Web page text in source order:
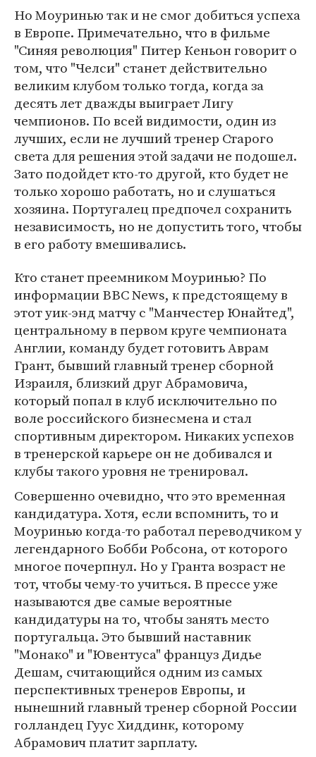
Но Моуринью так и не смог добиться успеха
в Европе. Примечательно, что в фильме
"Синяя революция" Питер Кеньон говорит о
том, что "Челси" станет действительно
великим клубом только тогда, когда за
десять лет дважды выиграет Лигу
чемпионов. По всей видимости, один из
лучших, если не лучший тренер Старого
света для решения этой задачи не подошел.
Зато подойдет кто-то другой, кто будет не
только хорошо работать, но и слушаться
хозяина. Португалец предпочел сохранить
независимость, но не допустить того, чтобы
в его работу вмешивались.
Кто станет преемником Моуринью? По
информации BBC News, к предстоящему в
этот уик-энд матчу с "Манчестер Юнайтед",
центральному в первом круге чемпионата
Англии, команду будет готовить Аврам
Грант, бывший главный тренер сборной
Израиля, близкий друг Абрамовича,
который попал в клуб исключительно по
воле российского бизнесмена и стал
спортивным директором. Никаких успехов
в тренерской карьере он не добивался и
клубы такого уровня не тренировал.
Совершенно очевидно, что это временная
кандидатура. Хотя, если вспомнить, то и
Моуринью когда-то работал переводчиком у
легендарного Бобби Робсона, от которого
многое почерпнул. Но у Гранта возраст не
тот, чтобы чему-то учиться. В прессе уже
называются две самые вероятные
кандидатуры на то, чтобы занять место
португальца. Это бывший наставник
"Монако" и "Ювентуса" француз Дидье
Дешам, считающийся одним из самых
перспективных тренеров Европы, и
нынешний главный тренер сборной России
голландец Гуус Хиддинк, которому
Абрамович платит зарплату.